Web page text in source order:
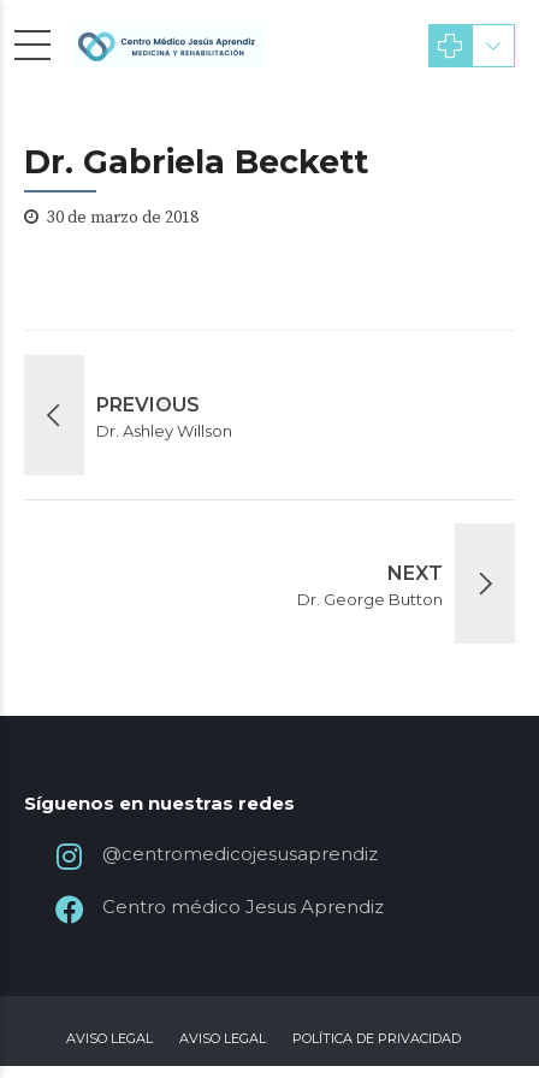
Dr. Gabriela Beckett
30 de marzo de 2018
PREVIOUS
Dr. Ashley Willson
NEXT
Dr. George Button
Síguenos en nuestras redes
@centromedicojesusaprendiz
Centro médico Jesus Aprendiz
AVISO LEGAL AVISO LEGAL POLÍTICA DE PRIVACIDAD